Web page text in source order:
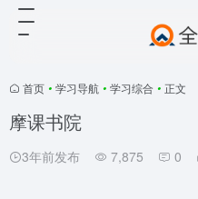
首页 • 学习导航 • 学习综合 • 正文
摩课书院
3年前发布 7,875 0